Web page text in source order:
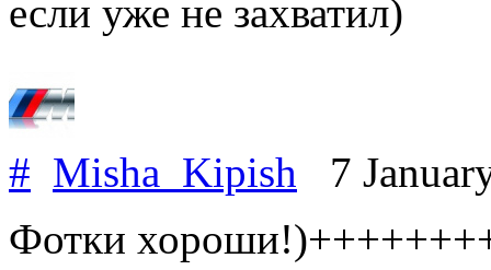
если уже не захватил)
# Misha_Kipish 7
Фотки